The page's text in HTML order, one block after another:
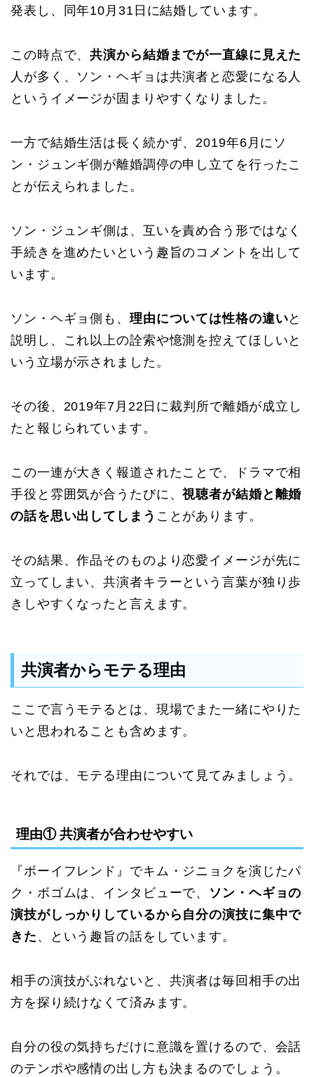
発表し、同年10月31日に結婚しています。
この時点で、共演から結婚までが一直線に見えた
人が多く、ソン・ヘギョは共演者と恋愛になる人
というイメージが固まりやすくなりました。
一方で結婚生活は長く続かず、2019年6月にソ
ン・ジュンギ側が離婚調停の申し立てを行ったこ
とが伝えられました。
ソン・ジュンギ側は、互いを責め合う形ではなく
手続きを進めたいという趣旨のコメントを出して
います。
ソン・ヘギョ側も、 理由については性格の違いと
説明し、これ以上の詮索や憶測を控えてほしいと
いう立場が示されました。
その後、2019年7月22日に裁判所で離婚が成立し
たと報じられています。
この一連が大きく報道されたことで、ドラマで相
手役と雰囲気が合うたびに、視聴者が結婚と離婚
の話を思い出してしまう ことがあります。
その結果、作品そのものより恋愛イメージが先に
立ってしまい、共演者キラーという言葉が独り歩
きしやすくなったと言えます。
共演者からモテる理由
ここで言うモテるとは、現場でまた一緒にやりた
いと思われることも含めます。
それでは、モテる理由について見てみましょう。
理由① 共演者が合わせやすい
『ボーイフレンド』でキム・ジニョクを演じたパ
ク・ボゴムは、インタビューで、 ソン・ヘギョの
演技がしっかりしているから自分の演技に集中で
きた 、という趣旨の話をしています。
相手の演技がぶれないと、共演者は毎回相手の出
方を探り続けなくて済みます。
自分の役の気持ちだけに意識を置けるので、会話
のテンポや感情の出し方も決まるのでしょう。